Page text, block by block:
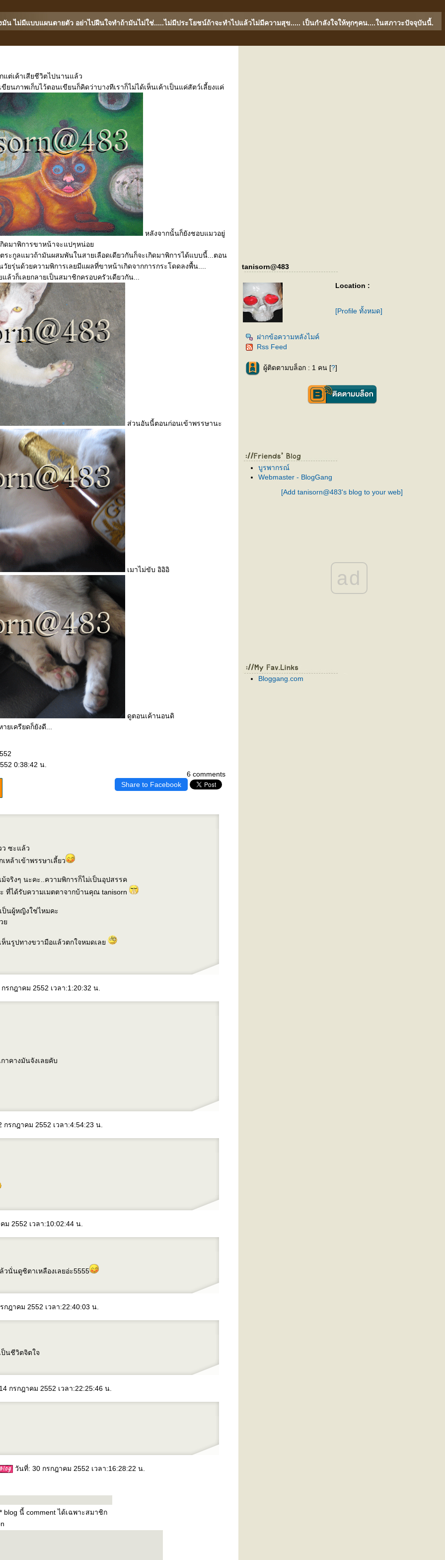
มัน ไม่มีแบบแผนตายตัว อย่าไปฝีนใจทำถ้ามันไม่ใช่.....ไม่มีประโยชน์ถ้าจะทำไปแล้วไม่มีความสุข..... เป็นกำลังใจให้ทุกๆคน....ในสภาวะปัจจุบันนี้.
ต่เค้าเสียชีวิตไปนานแล้ว
ยนภาพเก็บไว้ตอนเขียนก็คิดว่าบางทีเราก็ไม่ได้เห็นเค้าเป็นแค่สัตว์เลี้ยงแค่
หลังจากนั้นก็ยังชอบแมวอยู่
กิดมาพิการขาหน้าจะแปๆหน่อ
ระกูลแมวถ้ามันผสมพันในสายเลือดเดียวกันก็จะเกิดมาพิการได้แบบนี้...ตอน
วัยรุ่นด้วยความพิการเลยมีแผลที่ขาหน้าเกิดจากการกระโดดลงพื้น....
ล้วก็เลยกลายเป็นสมาชิกครอบครัวเดียวกัน...
ส่วนอันนี้ตอนก่อนเข้าพรรษานะ
เมาไม่ขับ อิอิอิ
ดูตอนเค้านอนดิ
ยเครียดก็ยังดี...
0:38:42 น.
6 comments
Share to Facebook
ว ซะแล้ว
หล้าเข้าพรรษาเลี้ยว
จริงๆ นะคะ..ความพิการก็ไม่เป็นอุปสรรค
ที่ได้รับความเมตตาจากบ้านคุณ tanisorn
ป็นผู้หญิงใช่ไหมคะ
ว
ห็นรูปทางขวามือแล้วตกใจหมดเล
รกฎาคม 2552 เวลา:1:20:32 น.
าคางมันจังเลยคับ
รกฎาคม 2552 เวลา:4:54:23 น.
2552 เวลา:10:02:44 น.
นั่นดูซิตาเหลืองเลยอ่ะ5555
ฎาคม 2552 เวลา:22:40:03 น.
นชีวิตจิตใจ
กรกฎาคม 2552 เวลา:22:25:46 น.
วันที่: 30 กรกฎาคม 2552 เวลา:16:28:22 น.
* blog นี้ comment ได้เฉพาะสมาชิก
tanisorn@483
Location :
[Profile ทั้งหมด]
ฝากข้อความหลังไมค์
Rss Feed
ผู้ติดตามบล็อก : 1 คน [?]
บูรพากรณ์
Webmaster - BlogGang
[Add tanisorn@483's blog to your web]
ad
Bloggang.com